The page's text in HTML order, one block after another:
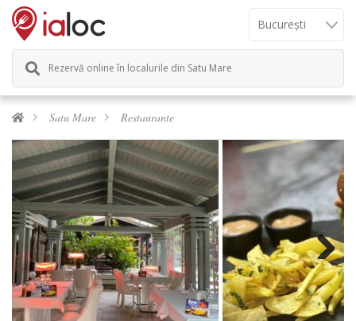
Rezervă online în localurile din Satu Mare
Satu Mare Restaurante
Next